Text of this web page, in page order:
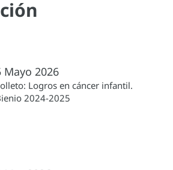
Mayo 2026
Logros en cáncer infantil.
2024-2025